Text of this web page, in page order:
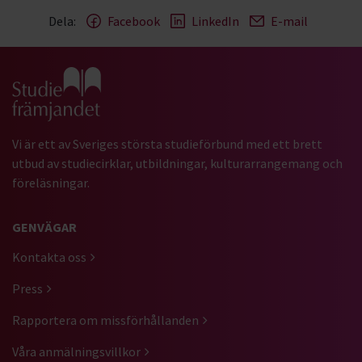
Dela: Facebook LinkedIn E-mail
Gå till studiefrämjandets startsida
Vi är ett av Sveriges största studieförbund med ett brett
utbud av studiecirklar, utbildningar, kulturarrangemang och
föreläsningar.
GENVÄGAR
Kontakta oss
Press
Rapportera om missförhållanden
Våra anmälningsvillkor